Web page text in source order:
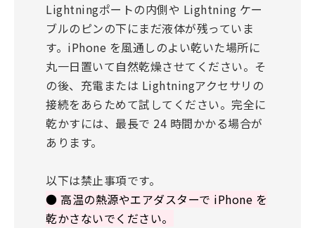
Lightningポートの内側や Lightning ケー
ブルのピンの下にまだ液体が残っていま
す。iPhone を風通しのよい乾いた場所に
丸一日置いて自然乾燥させてください。そ
の後、充電または Lightningアクセサリの
接続をあらためて試してください。完全に
乾かすには、最長で 24 時間かかる場合が
あります。
以下は禁止事項です。
● 高温の熱源やエアダスターで iPhone を
乾かさないでください。